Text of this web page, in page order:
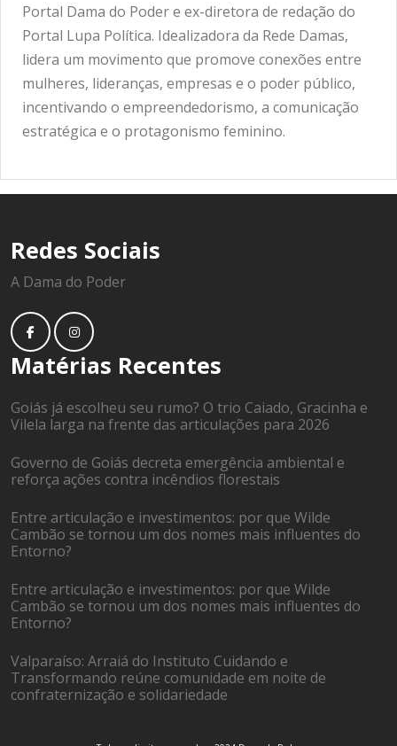
Portal Dama do Poder e ex-diretora de redação do
Portal Lupa Política. Idealizadora da Rede Damas,
lidera um movimento que promove conexões entre
mulheres, lideranças, empresas e o poder público,
incentivando o empreendedorismo, a comunicação
estratégica e o protagonismo feminino.
Redes Sociais
A Dama do Poder
Matérias Recentes
Goiás já escolheu seu rumo? O trio Caiado, Gracinha e
Vilela larga na frente das articulações para 2026
Governo de Goiás decreta emergência ambiental e
reforça ações contra incêndios florestais
Entre articulação e investimentos: por que Wilde
Cambão se tornou um dos nomes mais influentes do
Entorno?
Entre articulação e investimentos: por que Wilde
Cambão se tornou um dos nomes mais influentes do
Entorno?
Valparaíso: Arraiá do Instituto Cuidando e
Transformando reúne comunidade em noite de
confraternização e solidariedade